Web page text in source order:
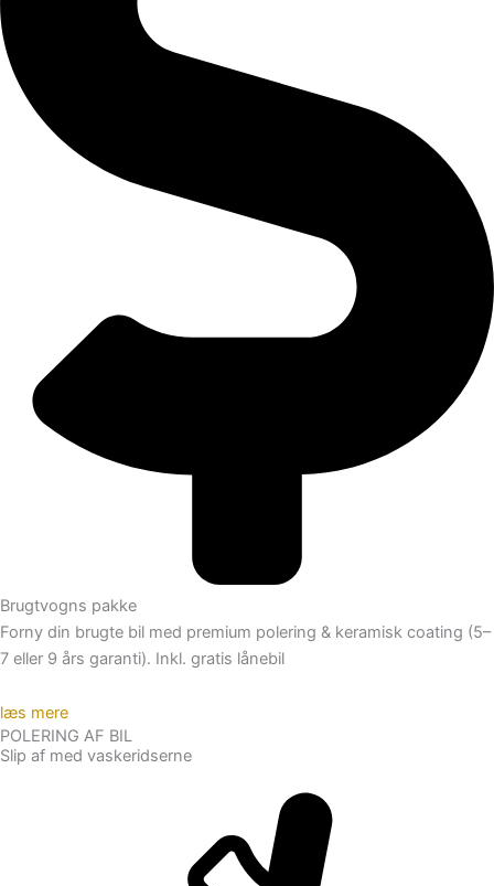
Brugtvogns pakke
Forny din brugte bil med premium polering & keramisk coating (5–
7 eller 9 års garanti). Inkl. gratis lånebil
læs mere
POLERING AF BIL
Slip af med vaskeridserne